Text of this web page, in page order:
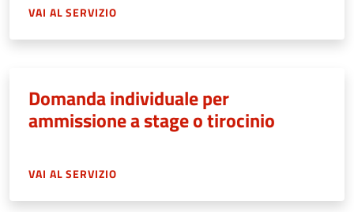
VAI AL SERVIZIO
Domanda individuale per
ammissione a stage o tirocinio
VAI AL SERVIZIO